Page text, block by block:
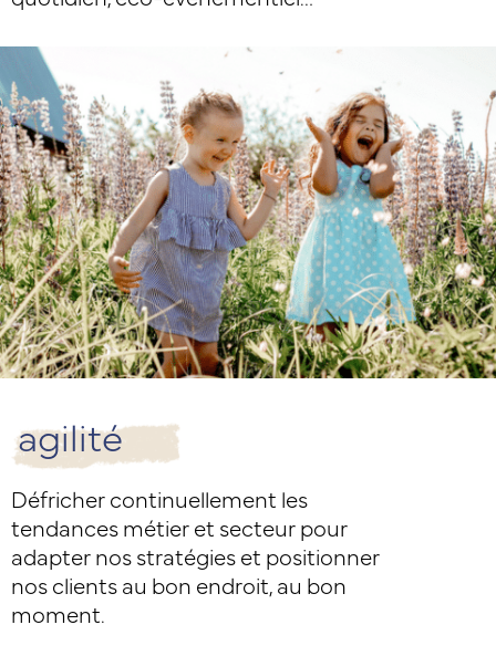
agilité
Défricher continuellement les
tendances métier et secteur pour
adapter nos stratégies et positionner
nos clients au bon endroit, au bon
moment.